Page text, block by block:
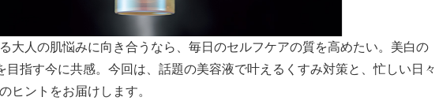
大人の肌悩みに向き合うなら、毎日のセルフケアの質を高めたい。美白の
目指す今に共感。今回は、話題の美容液で叶えるくすみ対策と、忙しい日々
ヒントをお届けします。